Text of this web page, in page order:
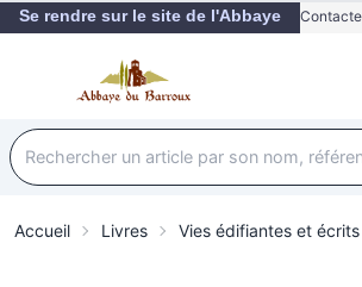
Se rendre sur le site de l'Abbaye
Accueil Livres Vies édifiantes et écrits